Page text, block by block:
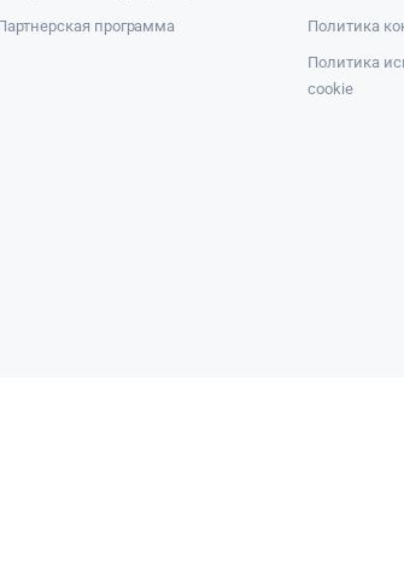
программа
Политика
Политика
cookie